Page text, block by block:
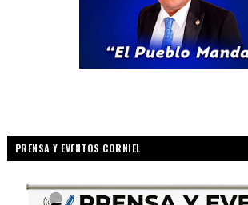
PRENSA Y EVENTOS CORNIEL